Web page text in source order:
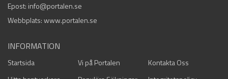
Epost: info@portalen.se
Webbplats: www.portalen.se
INFORMATION
Startsida Vi på Portalen
Kontakta Oss